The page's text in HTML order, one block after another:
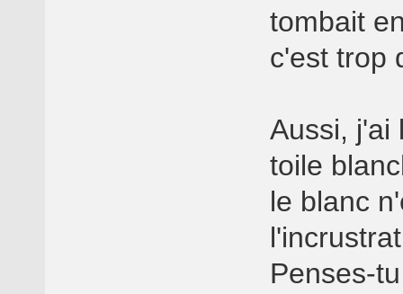
tombait
c'est trop
Aussi, j'ai
toile
le blanc
Penses-